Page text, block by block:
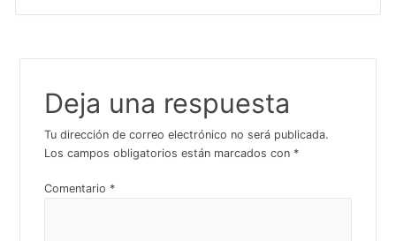
Deja una respuesta
Tu dirección de correo electrónico no será publicada.
Los campos obligatorios están marcados con *
Comentario *